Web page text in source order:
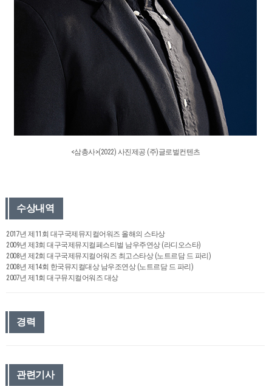
<삼총사>(2022) 사진제공 (주)글로벌컨텐츠
수상내역
2017년 제11회 대구국제뮤지컬어워즈 올해의 스타상
2009년 제3회 대구국제뮤지컬페스티벌 남우주연상 (라디오스타)
2008년 제2회 대구국제뮤지컬어워즈 최고스타상 (노트르담 드 파리)
2008년 제14회 한국뮤지컬대상 남우조연상 (노트르담 드 파리)
2007년 제1회 대구뮤지컬어워즈 대상
경력
관련기사